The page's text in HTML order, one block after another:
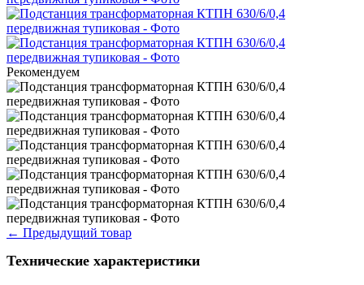
Рекомендуем
← Предыдущий товар
Технические характеристики